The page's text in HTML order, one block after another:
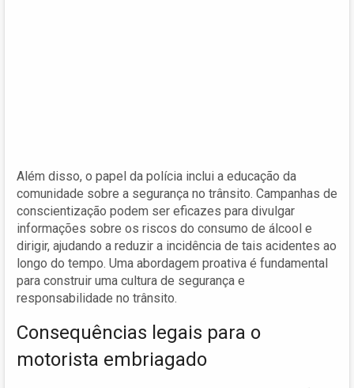
Além disso, o papel da polícia inclui a educação da
comunidade sobre a segurança no trânsito. Campanhas de
conscientização podem ser eficazes para divulgar
informações sobre os riscos do consumo de álcool e
dirigir, ajudando a reduzir a incidência de tais acidentes ao
longo do tempo. Uma abordagem proativa é fundamental
para construir uma cultura de segurança e
responsabilidade no trânsito.
Consequências legais para o
motorista embriagado